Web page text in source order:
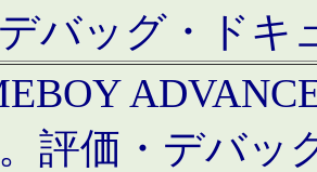
バッグ・ドキ
評価・デバッ